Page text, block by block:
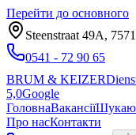
Перейти до основного
Steenstraat 49A,
0541 - 72 90 65
BRUM & KEIZER
5,0Google
ГоловнаВакансіїШукаю
Про насКонтакти